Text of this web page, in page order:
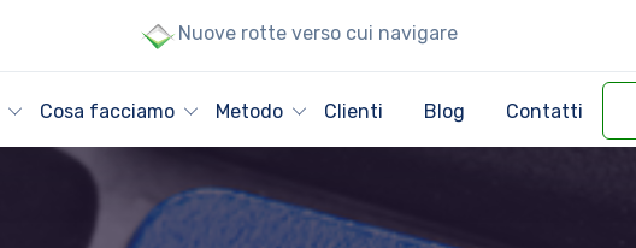
Nuove rotte verso cui navigare
Cosa facciamo Metodo Clienti Blog Contatti